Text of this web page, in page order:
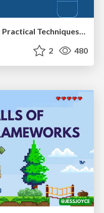
Gemini Prompt Engineering: Practical Techniques for Tangible AI Outcomes
2 480